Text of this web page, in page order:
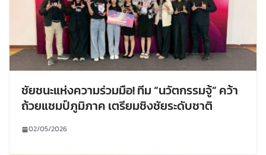
ชัยชนะแห่งความร่วมมือ! ทีม “นวัตกรรมจู้” คว้า
ถ้วยแชมป์ภูมิภาค เตรียมชิงชัยระดับชาติ
02/05/2026